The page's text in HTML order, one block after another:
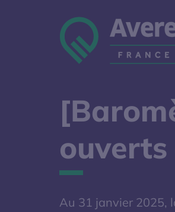
Au 31 janvier 2025,